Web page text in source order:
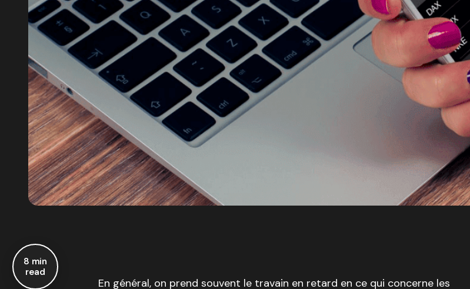
8 min
read
En général, on prend souvent le travain en retard en ce qui concerne les